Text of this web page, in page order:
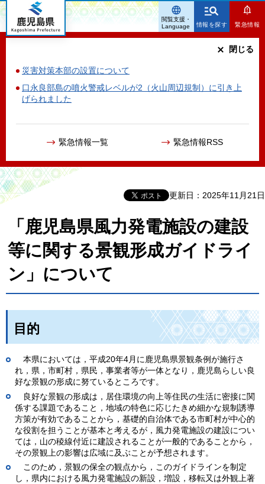
鹿児島県
情報を探す 緊急情報
災害対策本部の設置について
口永良部島の噴火警戒レベルが2（火山周辺規制）に引き上
げられました
緊急情報一覧 緊急情報RSS
閉じる
閲覧支援・
Language
更新日：2025年11月21日
「鹿児島県風力発電施設の建設
等に関する景観形成ガイドライ
ン」について
目的
本県においては，平成20年4月に鹿児島県景観条例が施行さ
れ，県，市町村，県民，事業者等が一体となり，鹿児島らしい良
好な景観の形成に努ているところです。
良好な景観の形成は，居住環境の向上等住民の生活に密接に関
係する課題であること，地域の特色に応じたきめ細かな規制誘導
方策が有効であることから，基礎的自治体である市町村が中心的
な役割を担うことが基本と考えるが，風力発電施設の建設につい
ては，山の稜線付近に建設されることが一般的であることから，
その景観上の影響は広域に及ぶことが予想されます。
このため， 景観の保全の観点から，このガイドラインを制定
し，県内における風力発電施設の新設，増設，移転又は外観上著